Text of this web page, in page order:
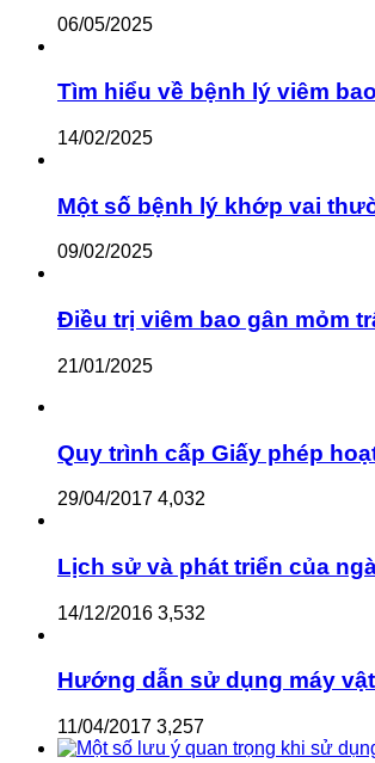
06/05/2025
Tìm hiểu về bệnh lý viêm
14/02/2025
Một số bệnh lý khớp vai
09/02/2025
Điều trị viêm bao gân mỏm
21/01/2025
Quy trình cấp Giấy phép
29/04/2017 4,032
Lịch sử và phát triển của
14/12/2016 3,532
Hướng dẫn sử dụng máy
11/04/2017 3,257